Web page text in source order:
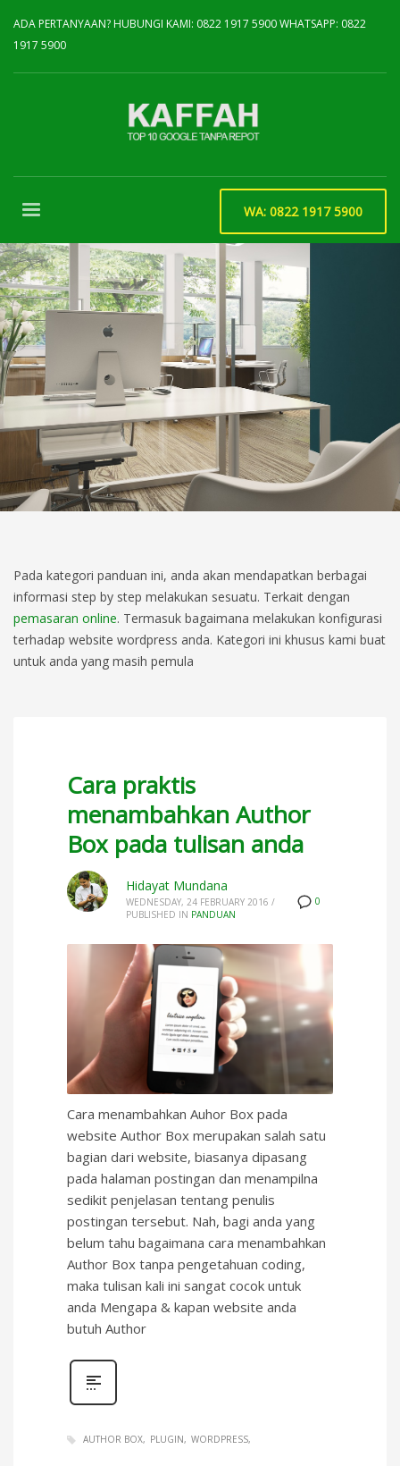
ADA PERTANYAAN? HUBUNGI KAMI: 0822 1917 5900WHATSAPP: 0822
1917 5900
WA: 0822 1917 5900
Pada kategori panduan ini, anda akan mendapatkan berbagai
informasi step by step melakukan sesuatu. Terkait dengan
pemasaran online. Termasuk bagaimana melakukan konfigurasi
terhadap website wordpress anda. Kategori ini khusus kami buat
untuk anda yang masih pemula
Cara praktis
menambahkan Author
Box pada tulisan anda
0
Hidayat Mundana
WEDNESDAY, 24 FEBRUARY 2016 /
PUBLISHED IN PANDUAN
Cara menambahkan Auhor Box pada
website Author Box merupakan salah satu
bagian dari website, biasanya dipasang
pada halaman postingan dan menampilna
sedikit penjelasan tentang penulis
postingan tersebut. Nah, bagi anda yang
belum tahu bagaimana cara menambahkan
Author Box tanpa pengetahuan coding,
maka tulisan kali ini sangat cocok untuk
anda Mengapa & kapan website anda
butuh Author
AUTHOR BOX PLUGIN WORDPRESS